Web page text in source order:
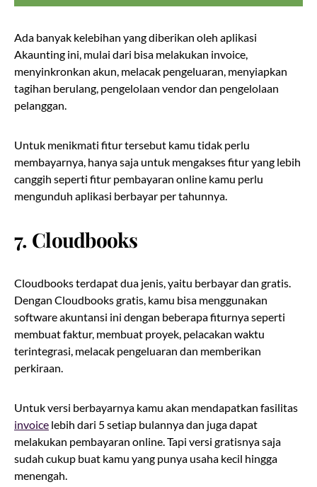
Ada banyak kelebihan yang diberikan oleh aplikasi
Akaunting ini, mulai dari bisa melakukan invoice,
menyinkronkan akun, melacak pengeluaran, menyiapkan
tagihan berulang, pengelolaan vendor dan pengelolaan
pelanggan.
Untuk menikmati fitur tersebut kamu tidak perlu
membayarnya, hanya saja untuk mengakses fitur yang lebih
canggih seperti fitur pembayaran online kamu perlu
mengunduh aplikasi berbayar per tahunnya.
7. Cloudbooks
Cloudbooks terdapat dua jenis, yaitu berbayar dan gratis.
Dengan Cloudbooks gratis, kamu bisa menggunakan
software akuntansi ini dengan beberapa fiturnya seperti
membuat faktur, membuat proyek, pelacakan waktu
terintegrasi, melacak pengeluaran dan memberikan
perkiraan.
Untuk versi berbayarnya kamu akan mendapatkan fasilitas
invoice lebih dari 5 setiap bulannya dan juga dapat
melakukan pembayaran online. Tapi versi gratisnya saja
sudah cukup buat kamu yang punya usaha kecil hingga
menengah.